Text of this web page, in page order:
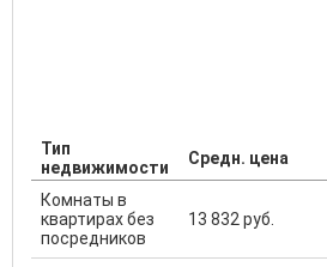
Тип
недвижимости
Средн. цена
Комнаты в
квартирах без
посредников
13 832 руб.